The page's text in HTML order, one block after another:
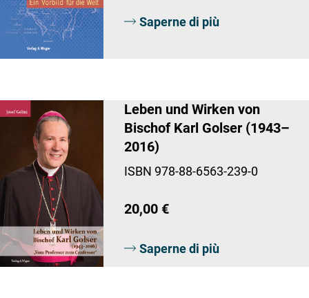
Saperne di più
Leben und Wirken von
Bischof Karl Golser (1943–
2016)
ISBN 978-88-6563-239-0
20,00 €
Saperne di più